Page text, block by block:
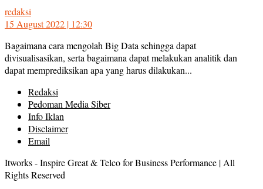
redaksi
15 August 2022 | 12:30
Bagaimana cara mengolah Big Data sehingga dapat
divisualisasikan, serta bagaimana dapat melakukan analitik dan
dapat memprediksikan apa yang harus dilakukan...
Redaksi
Pedoman Media Siber
Info Iklan
Disclaimer
Email
Itworks - Inspire Great & Telco for Business Performance | All
Rights Reserved